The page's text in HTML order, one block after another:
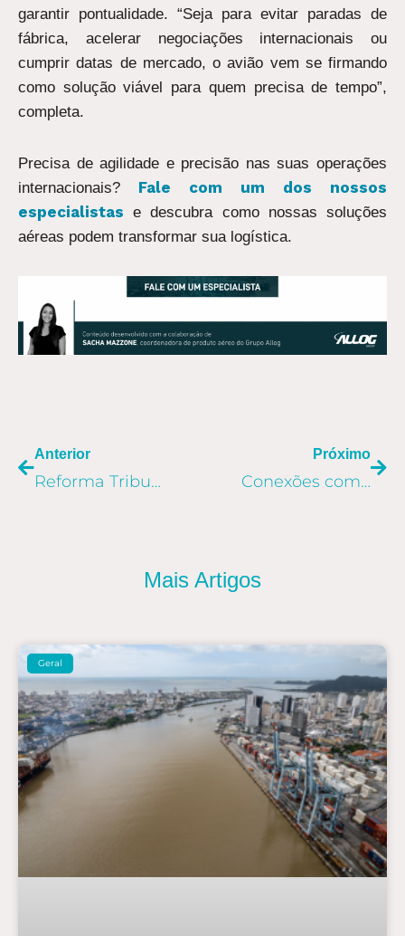
garantir pontualidade. “Seja para evitar paradas de
fábrica, acelerar negociações internacionais ou
cumprir datas de mercado, o avião vem se firmando
como solução viável para quem precisa de tempo”,
completa.
Precisa de agilidade e precisão nas suas operações
internacionais? Fale com um dos nossos
especialistas e descubra como nossas soluções
aéreas podem transformar sua logística.
Anterior
Reforma Tributária na importação: confira o que muda em 2026
Próximo
Conexões com as Américas: o que há por trás da logística
Mais Artigos
Geral